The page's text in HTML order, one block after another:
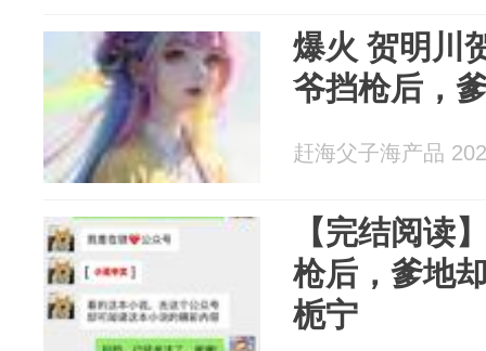
爆火 贺明川
爷挡枪后，
赶海父子海产品
【完结阅读
枪后，爹地
栀宁